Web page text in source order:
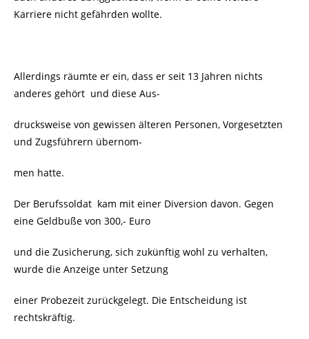
Karriere nicht gefährden wollte.
Allerdings räumte er ein, dass er seit 13 Jahren nichts
anderes gehört und diese Aus-
drucksweise von gewissen älteren Personen, Vorgesetzten
und Zugsführern übernom-
men hatte.
Der Berufssoldat kam mit einer Diversion davon. Gegen
eine Geldbuße von 300,- Euro
und die Zusicherung, sich zukünftig wohl zu verhalten,
wurde die Anzeige unter Setzung
einer Probezeit zurückgelegt. Die Entscheidung ist
rechtskräftig.